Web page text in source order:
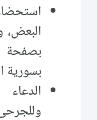
البعض،
بصفحة
بسورية
الدعاء